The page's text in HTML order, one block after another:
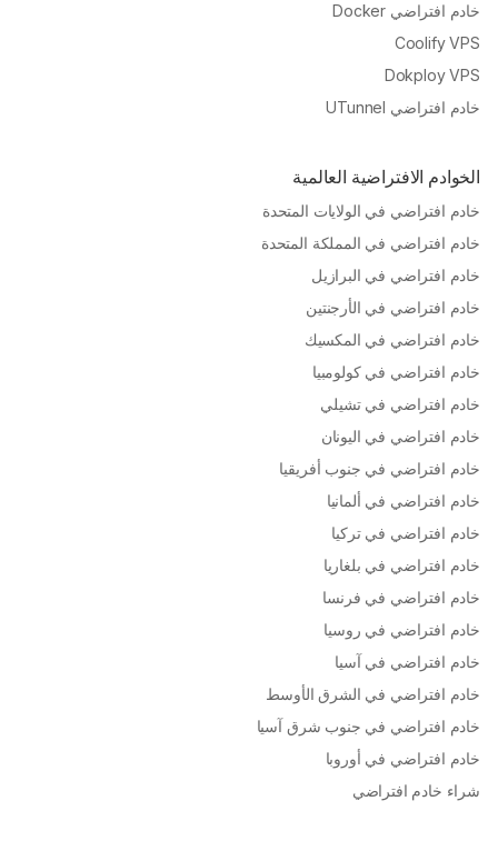
خادم افتراضي Docker
Coolify VPS
Dokploy VPS
خادم افتراضي UTunnel
الخوادم الافتراضية العالمية
خادم افتراضي في الولايات المتحدة
خادم افتراضي في المملكة المتحدة
خادم افتراضي في البرازيل
خادم افتراضي في الأرجنتين
خادم افتراضي في المكسيك
خادم افتراضي في كولومبيا
خادم افتراضي في تشيلي
خادم افتراضي في اليونان
خادم افتراضي في جنوب أفريقيا
خادم افتراضي في ألمانيا
خادم افتراضي في تركيا
خادم افتراضي في بلغاريا
خادم افتراضي في فرنسا
خادم افتراضي في روسيا
خادم افتراضي في آسيا
خادم افتراضي في الشرق الأوسط
خادم افتراضي في جنوب شرق آسيا
خادم افتراضي في أوروبا
شراء خادم افتراضي